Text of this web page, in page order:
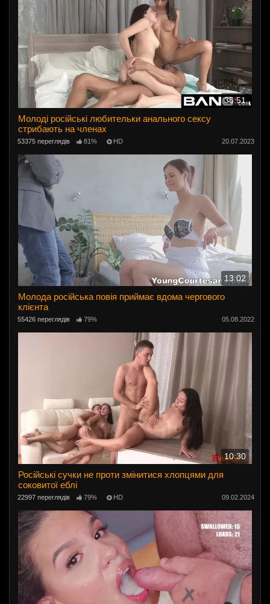
35:51
Молоді російські любительки анального сексу
стрибають на членах
53375 переглядів 81% HD 20.07.2023
13:02
Молода російська повія приймає вдома чергового
клієнта
55426 переглядів 79% 05.08.2022
10:30
Російські сучки не проти змінитися хлопцями для
соковитої еблі
22997 переглядів 79% HD 09.02.2024